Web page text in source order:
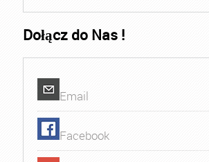
Dołącz do Nas !
Email
Facebook